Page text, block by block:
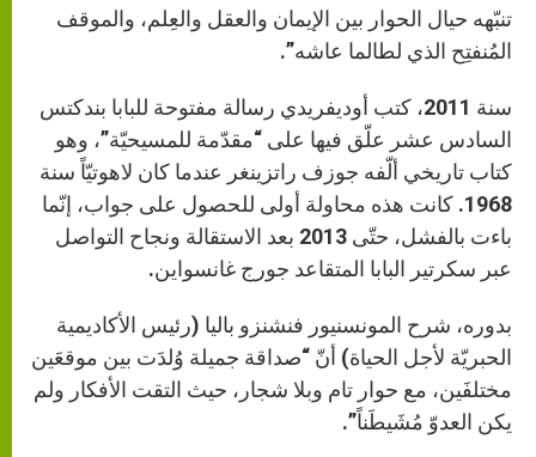
تنبّهه حيال الحوار بين الإيمان والعقل والعِلم، والموقف
المُنفتِح الذي لطالما عاشه”.
سنة 2011، كتب أوديفريدي رسالة مفتوحة للبابا بندكتس
السادس عشر علّق فيها على “مقدّمة للمسيحيّة”، وهو
كتاب تاريخي ألّفه جوزف راتزينغر عندما كان لاهوتيّاً سنة
1968. كانت هذه محاولة أولى للحصول على جواب، إنّما
باءت بالفشل، حتّى 2013 بعد الاستقالة ونجاح التواصل
عبر سكرتير البابا المتقاعد جورج غانسواين.
بدوره، شرح المونسنيور فنشنزو باليا (رئيس الأكاديمية
الحبريّة لأجل الحياة) أنّ “صداقة جميلة وُلدَت بين موقعَين
مختلفَين، مع حوار تام وبلا شجار، حيث التقت الأفكار ولم
يكن العدوّ مُشَيطَناً”.